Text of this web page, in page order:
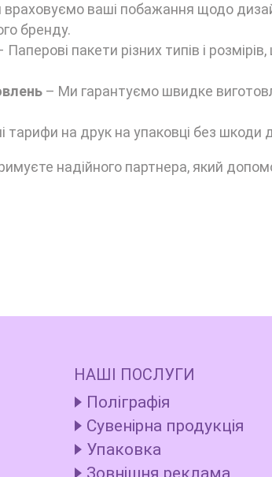
ваші побажання щодо
бренду.
Паперові пакети різних типів і
– Ми гарантуємо швидке
тарифи на друк на упаковці без шкоди
надійного партнера, який
НАШІ ПОСЛУГИ
Поліграфія
Сувенірна продукція
Упаковка
Зовнішня реклама